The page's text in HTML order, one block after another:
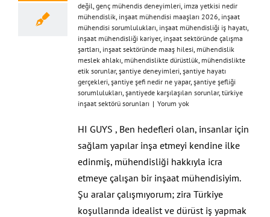
değil genç mühendis deneyimleri imza yetkisi nedir
mühendislik inşaat mühendisi maaşları 2026 inşaat
mühendisi sorumlulukları inşaat mühendisliği iş hayatı
inşaat mühendisliği kariyer, inşaat sektöründe çalışma
şartları inşaat sektöründe maaş hilesi mühendislik
meslek ahlakı mühendislikte dürüstlük mühendislikte
etik sorunlar, şantiye deneyimleri şantiye hayatı
gerçekleri şantiye şefi nedir ne yapar, şantiye şefliği
sorumlulukları şantiyede karşılaşılan sorunlar, türkiye
inşaat sektörü sorunları | Yorum yok
HI GUYS , Ben hedefleri olan, insanlar için
sağlam yapılar inşa etmeyi kendine ilke
edinmiş, mühendisliği hakkıyla icra
etmeye çalışan bir inşaat mühendisiyim.
Şu aralar çalışmıyorum; zira Türkiye
koşullarında idealist ve dürüst iş yapmak